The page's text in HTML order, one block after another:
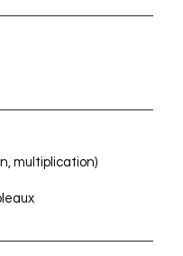
multiplication)